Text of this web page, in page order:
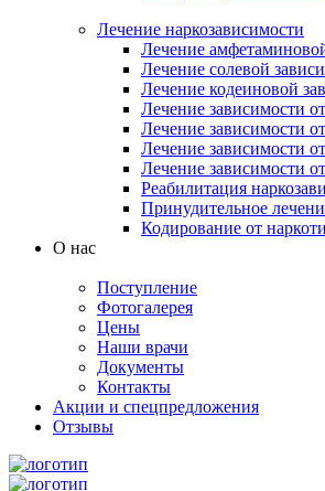
Лечение наркозависимости
Лечение
Лечение солевой
Лечение кодеиновой
Лечение зависимости
Лечение зависимости
Лечение зависимости
Лечение зависимости
Реабилитация
Принудительное
Кодирование от
О нас
Поступление
Фотогалерея
Цены
Наши врачи
Документы
Контакты
Акции и спецпредложения
Отзывы